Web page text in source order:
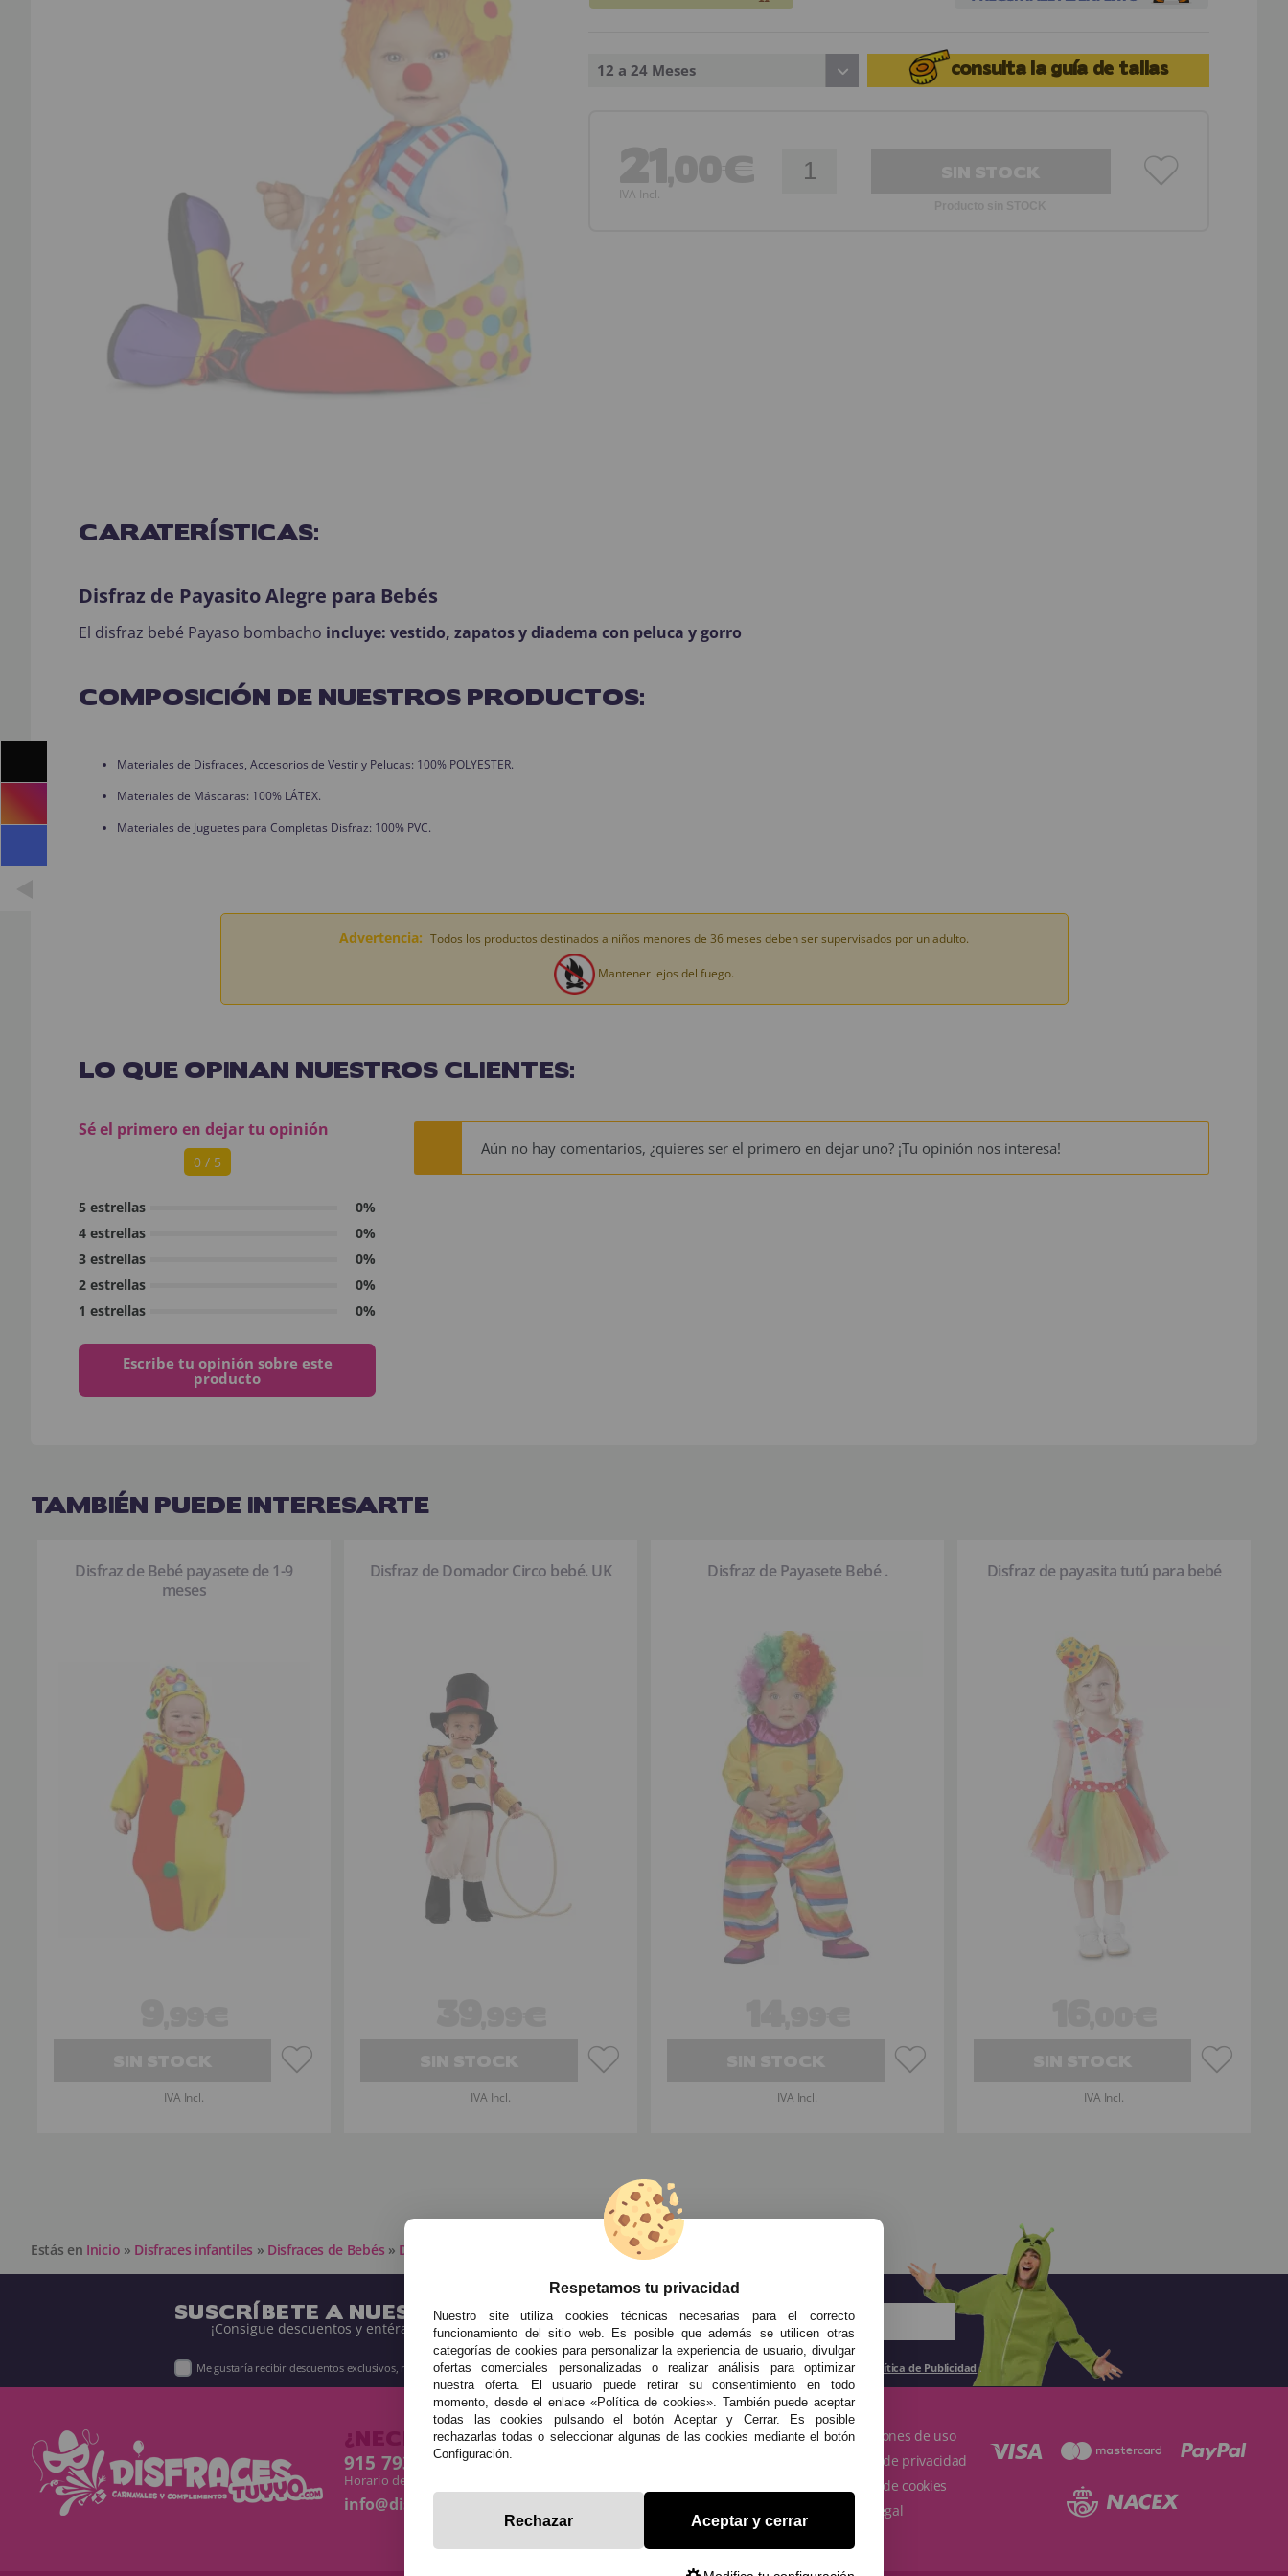
12 a 24 Meses consulta la guía de tallas
21,00€
IVA Incl.
CARATERÍSTICAS:
Disfraz de Payasito Alegre para Bebés
El disfraz bebé Payaso bombacho incluye: vestido, zapatos y diadema con peluca y gorro
COMPOSICIÓN DE NUESTROS PRODUCTOS:
Materiales de Disfraces, Accesorios de Vestir y Pelucas: 100% POLYESTER.
Materiales de Máscaras: 100% LÁTEX.
Materiales de Juguetes para Completas Disfraz: 100% PVC.
Advertencia: Todos los productos destinados a niños menores de 36 meses deben ser supervisados por un adulto.
Mantener lejos del fuego.
LO QUE OPINAN NUESTROS CLIENTES:
Sé el primero en dejar tu opinión
0 / 5
5 estrellas
0%
4 estrellas
0%
3 estrellas
0%
2 estrellas
0%
1 estrellas
0%
Escribe tu opinión sobre este
producto
Aún no hay comentarios, ¿quieres ser el primero en dejar uno? ¡Tu opinión nos interesa!
TAMBIÉN PUEDE INTERESARTE
Disfraz de Bebé payasete de 1-9
meses
IVA Incl.
Disfraz de Domador Circo bebé. UK
IVA Incl.
Disfraz de Payasete Bebé .
IVA Incl.
Disfraz de payasita tutú para bebé
IVA Incl.
Estás en Inicio » Disfraces infantiles » Disfraces de Bebés » Disfraces Circo Bebés Disfraz de Payasito Alegre Bebés
SUSCRÍBETE A NUESTRA NEWSLETTER
¡Consigue descuentos y entérate de todo antes que nadie!
Me gustaría recibir descuentos exclusivos, novedades y tendencias por e-mail. Puedo darme de baja cuando quiera según lo recogido en la Política de Publicidad .
¿NECESITAS AYUDA?
915 793 695
Horario de Lunes a Sábados de 10 a 14h y de 17 a 20h
info@disfracestuyyo.com
· Quiénes somos
· Condiciones de uso
· Política de privacidad
· Política de cookies
· Aviso Legal
Respetamos tu privacidad
Nuestro site utiliza cookies técnicas necesarias para el correcto
funcionamiento del sitio web. Es posible que además se utilicen otras
categorías de cookies para personalizar la experiencia de usuario, divulgar
ofertas comerciales personalizadas o realizar análisis para optimizar
nuestra oferta. El usuario puede retirar su consentimiento en todo
momento, desde el enlace «Política de cookies». También puede aceptar
todas las cookies pulsando el botón Aceptar y Cerrar. Es posible
rechazarlas todas o seleccionar algunas de las cookies mediante el botón
Configuración.
Rechazar Aceptar y cerrar